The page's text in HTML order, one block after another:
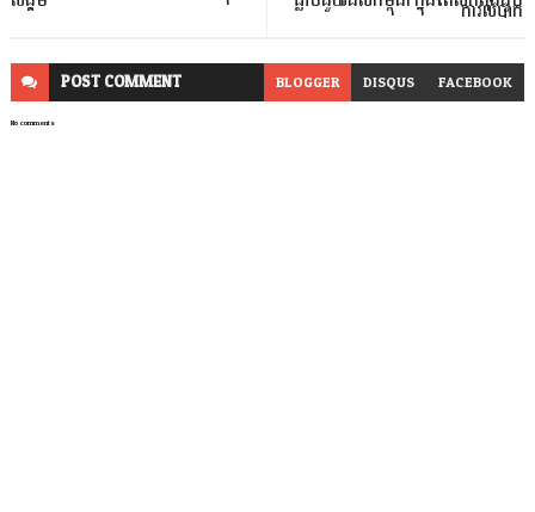
ការលំបាក
POSTCOMMENT BLOGGER DISQUS FACEBOOK
No comments